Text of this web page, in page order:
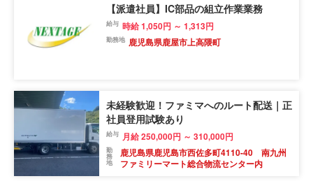
【派遣社員】IC部品の組立作業業務
給与 時給 1,050円 ～ 1,313円
勤務地 鹿児島県鹿屋市上高隈町
未経験歓迎！ファミマへのルート配送｜正
社員登用試験あり
給与 月給 250,000円 ～ 310,000円
勤
務
地
鹿児島県鹿児島市西佐多町4110-40 南九州
ファミリーマート総合物流センター内